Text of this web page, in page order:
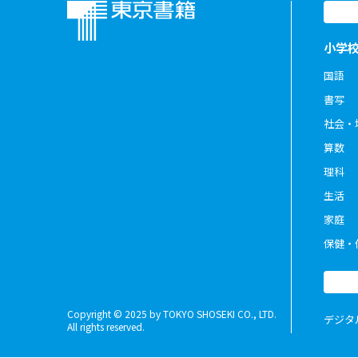
Copyright © 2025 by TOKYO SHOSEKI CO., LTD.
All rights reserved.
小学
国語
書写
社会・
算数
理科
生活
家庭
保健・
デジ